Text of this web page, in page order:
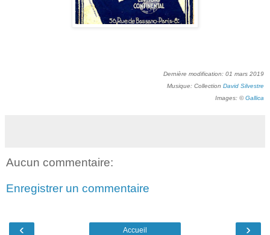
Dernière modification: 01 mars 2019
Musique: Collection David Silvestre
Images: ©Gallica
Aucun commentaire:
Enregistrer un commentaire
‹ ›
Accueil